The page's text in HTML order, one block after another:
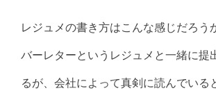
レジュメの書き方はこんな感じだろう
バーレターというレジュメと一緒に提
るが、会社によって真剣に読んでいる